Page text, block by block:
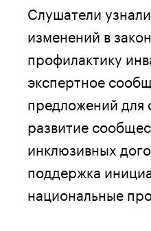
Слушатели
изменений в
профилактику
экспертное
предложений для
развитие
инклюзивных
поддержка
национальные